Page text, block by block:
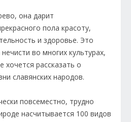
она дарит
пола красоту,
и здоровье. Это
во многих культурах,
хочется рассказать о
славянских народов.
повсеместно, трудно
насчитывается 100 видов